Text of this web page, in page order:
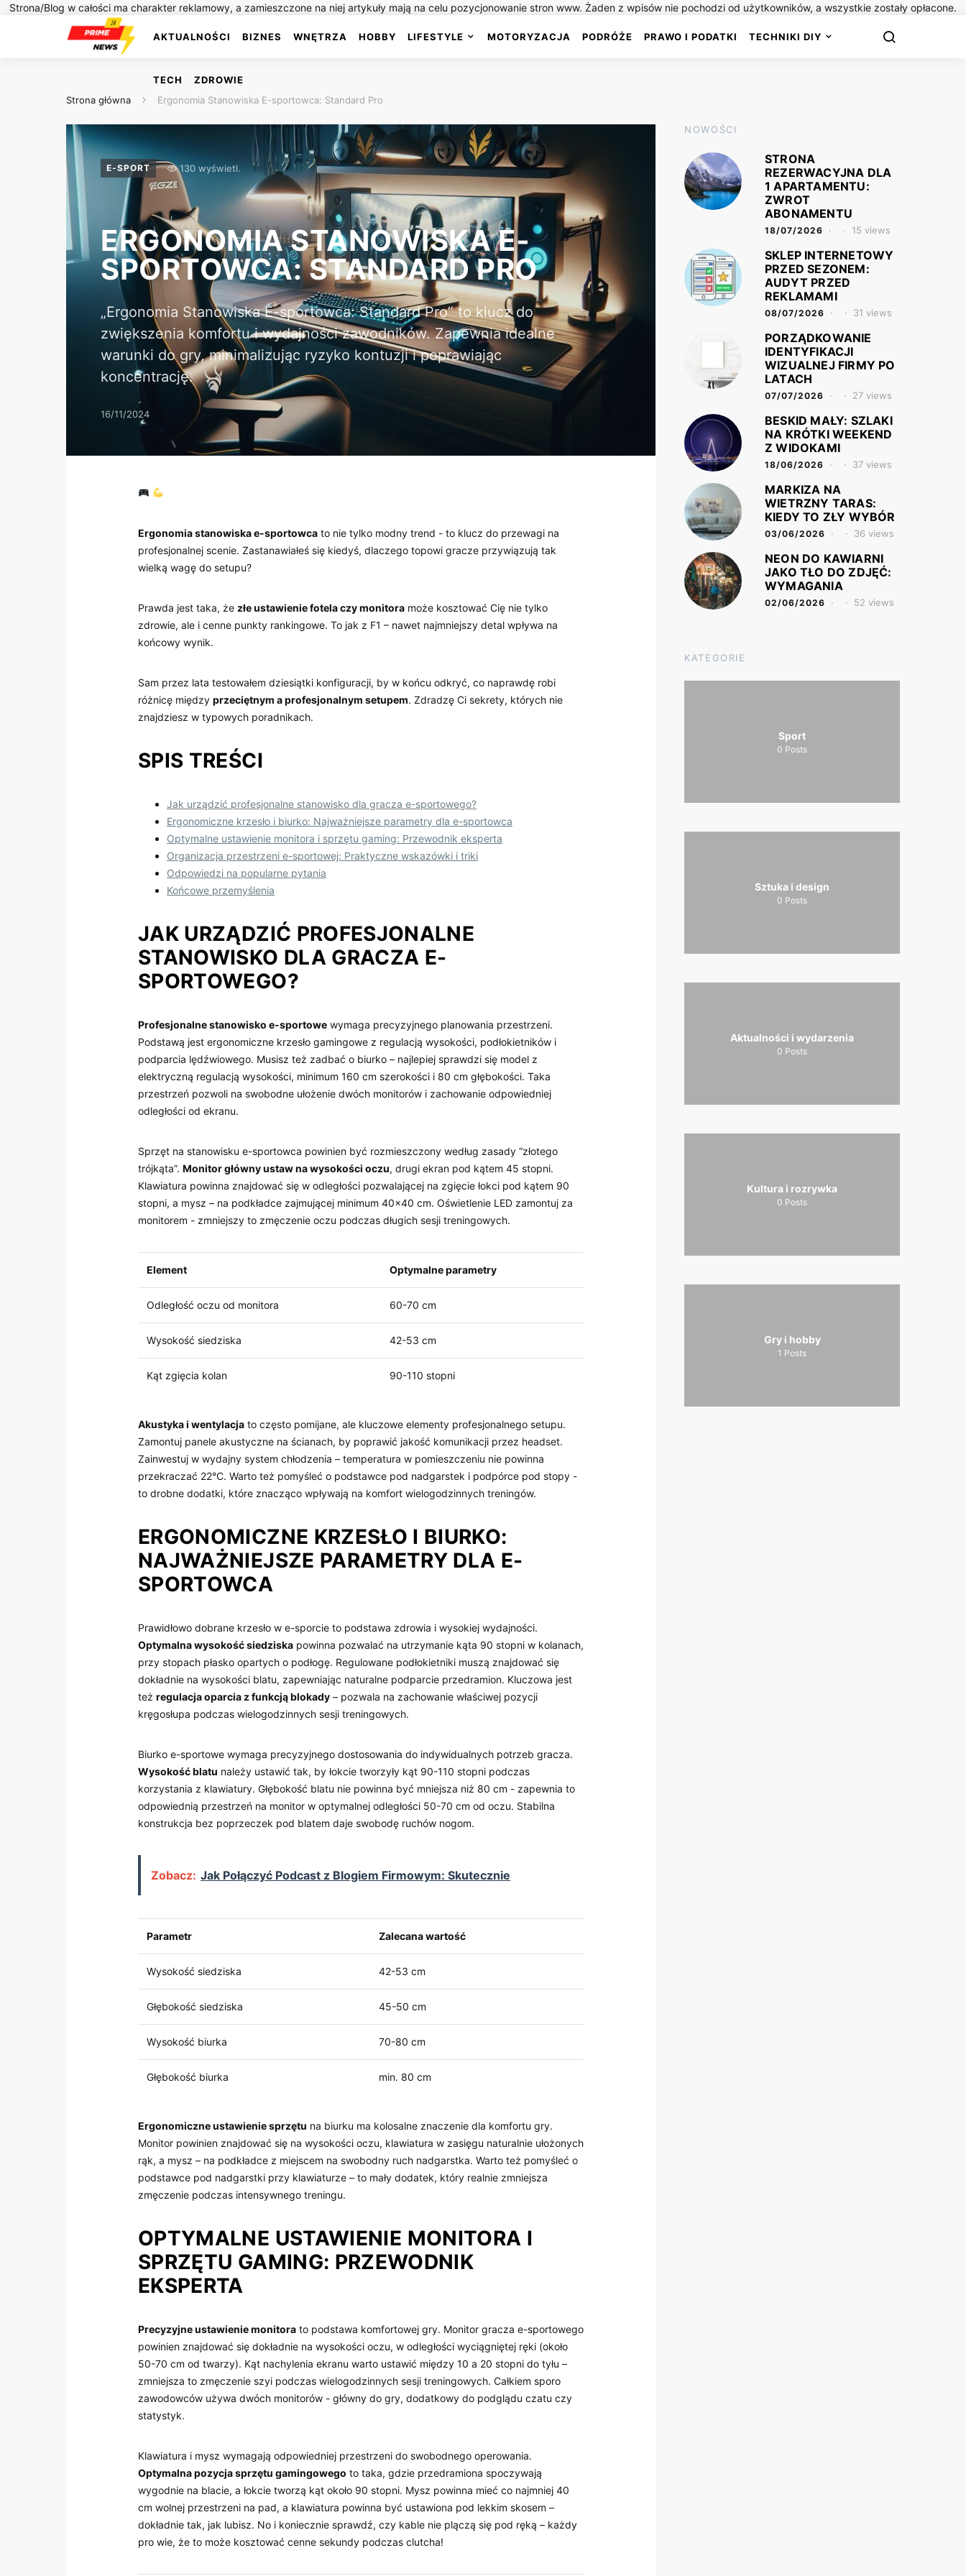
Strona/Blog w całości ma charakter reklamowy, a zamieszczone na niej artykuły mają na celu pozycjonowanie stron www. Żaden z wpisów nie pochodzi od użytkowników, a wszystkie zostały opłacone.
AKTUALNOŚCI BIZNES WNĘTRZA HOBBY LIFESTYLE MOTORYZACJA PODRÓŻE PRAWO I PODATKI TECHNIKI DIY
TECH
ZDROWIE
Strona główna
Ergonomia Stanowiska E-sportowca: Standard Pro
E-SPORT 130 wyświetl.
ERGONOMIA STANOWISKA E-
SPORTOWCA: STANDARD PRO
„Ergonomia Stanowiska E-sportowca: Standard Pro” to klucz do
zwiększenia komfortu i wydajności zawodników. Zapewnia idealne
warunki do gry, minimalizując ryzyko kontuzji i poprawiając
koncentrację.
16/11/2024
Ergonomia stanowiska e-sportowca to nie tylko modny⁣ trend ‍- to klucz ⁣do przewagi na
profesjonalnej‍ scenie. Zastanawiałeś się kiedyś, dlaczego ⁤topowi gracze przywiązują tak
wielką wagę do setupu?
Prawda jest taka, że złe ustawienie fotela ⁢czy monitora ‍może‌ kosztować Cię nie tylko
zdrowie, ale i ‌cenne punkty rankingowe. To jak ​z F1 – ​nawet najmniejszy ⁤detal wpływa ⁢na​
końcowy‍ wynik.
Sam przez lata testowałem dziesiątki konfiguracji, by‍ w końcu odkryć,⁢ co ⁣naprawdę ‍robi
‍różnicę między przeciętnym a⁢ profesjonalnym‌ setupem. Zdradzę Ci sekrety, których⁤ nie
znajdziesz w typowych poradnikach.
SPIS TREŚCI
Jak urządzić profesjonalne stanowisko dla ⁣gracza e-sportowego?
Ergonomiczne krzesło i biurko: Najważniejsze parametry dla ⁣e-sportowca
Optymalne ustawienie monitora ‌i sprzętu gaming:⁣ Przewodnik ⁣eksperta
Organizacja ⁤przestrzeni e-sportowej: Praktyczne wskazówki i​ triki
Odpowiedzi na popularne pytania
Końcowe przemyślenia
JAK URZĄDZIĆ PROFESJONALNE⁣
STANOWISKO DLA GRACZA E-
SPORTOWEGO?
Profesjonalne⁣ stanowisko e-sportowe ⁣wymaga precyzyjnego ⁢planowania przestrzeni.
Podstawą jest ergonomiczne krzesło gamingowe⁤ z regulacją wysokości, podłokietników i
podparcia lędźwiowego. Musisz​ też zadbać o ​biurko – ⁢najlepiej​ sprawdzi się model z
elektryczną regulacją ‍wysokości, ⁢minimum 160 ​cm szerokości​ i​ 80 cm głębokości. Taka
przestrzeń pozwoli ⁤na‍ swobodne ⁤ułożenie dwóch monitorów i zachowanie odpowiedniej
odległości od ekranu.
Sprzęt na stanowisku e-sportowca powinien być ‌rozmieszczony ⁤według zasady “złotego
trójkąta”. Monitor ⁤główny ‍ustaw na wysokości oczu, drugi ekran pod kątem 45⁣ stopni.
Klawiatura powinna znajdować się w odległości pozwalającej na‍ zgięcie łokci pod kątem 90
‍stopni, a mysz – na podkładce zajmującej minimum‌ 40×40 cm. Oświetlenie LED zamontuj za
monitorem -‌ zmniejszy to ⁢zmęczenie ‌oczu podczas⁣ długich sesji treningowych.
Element Optymalne parametry
Odległość oczu od monitora 60-70 ​cm
Wysokość siedziska 42-53 cm
Kąt⁣ zgięcia kolan 90-110 stopni
Akustyka i wentylacja to⁢ często⁢ pomijane, ale kluczowe elementy ⁢profesjonalnego setupu.
Zamontuj panele ⁣akustyczne na⁤ ścianach, by poprawić jakość komunikacji‌ przez⁣ headset.
Zainwestuj w ​wydajny system chłodzenia – temperatura w pomieszczeniu ⁤nie powinna
przekraczać 22°C.⁢ Warto też pomyśleć ‍o podstawce pod nadgarstek i podpórce pod stopy ‍-
to drobne dodatki, które znacząco⁢ wpływają na‌ komfort wielogodzinnych treningów.
ERGONOMICZNE KRZESŁO I BIURKO:
NAJWAŻNIEJSZE PARAMETRY‍ DLA E-
SPORTOWCA
Prawidłowo​ dobrane ​krzesło w e-sporcie to podstawa zdrowia i wysokiej⁣ wydajności.
Optymalna wysokość siedziska powinna‌ pozwalać na utrzymanie kąta 90 stopni⁢ w ​kolanach,​
przy⁤ stopach płasko opartych o⁣ podłogę. Regulowane podłokietniki muszą ⁢znajdować ⁤się
dokładnie ‌na ⁣wysokości blatu, ​zapewniając naturalne​ podparcie⁢ przedramion. Kluczowa jest
‍też regulacja oparcia z ‍funkcją blokady – pozwala na zachowanie właściwej pozycji​
kręgosłupa ⁣podczas⁣ wielogodzinnych sesji treningowych.
Biurko e-sportowe wymaga precyzyjnego dostosowania do indywidualnych potrzeb‌ gracza. ‌
Wysokość blatu należy ⁢ustawić ⁤tak,​ by łokcie tworzyły kąt 90-110 stopni podczas​
korzystania z klawiatury. Głębokość⁣ blatu⁣ nie powinna być mniejsza niż ‌80⁤ cm ‍-⁤ zapewnia⁣ to
⁣odpowiednią przestrzeń na‌ monitor ⁣w optymalnej odległości ‍50-70 cm od oczu. Stabilna⁢
konstrukcja bez poprzeczek pod blatem daje swobodę ruchów nogom.
Zobacz: Jak Połączyć Podcast z Blogiem Firmowym: Skutecznie
Parametr Zalecana wartość
Wysokość siedziska 42-53⁣ cm
Głębokość ‌siedziska 45-50 cm
Wysokość biurka 70-80 cm
Głębokość biurka min.‍ 80 cm
Ergonomiczne ustawienie sprzętu na biurku ma kolosalne znaczenie dla komfortu⁢ gry.⁢
Monitor powinien znajdować się na ⁤wysokości oczu, ⁢klawiatura w zasięgu naturalnie ułożonych
⁣rąk, ‍a mysz – na podkładce z⁢ miejscem ​na swobodny ​ruch nadgarstka. Warto też‍ pomyśleć o
podstawce ⁤pod nadgarstki przy ⁣klawiaturze – to mały dodatek, ‌który realnie zmniejsza
zmęczenie​ podczas‍ intensywnego ⁢treningu.
OPTYMALNE USTAWIENIE ⁢MONITORA I⁤
SPRZĘTU GAMING: PRZEWODNIK
EKSPERTA
Precyzyjne ustawienie monitora to ​podstawa‌ komfortowej gry. ‌Monitor gracza e-sportowego⁤
powinien znajdować się dokładnie⁤ na wysokości ⁤oczu, ⁣w ⁤odległości⁤ wyciągniętej ręki (około‌
50-70 cm od ⁢twarzy). Kąt ​nachylenia ekranu warto ustawić ⁣między 10 a 20 ‌stopni do tyłu –
zmniejsza to zmęczenie szyi podczas wielogodzinnych sesji treningowych. Całkiem sporo
zawodowców używa dwóch monitorów ‍- główny do gry, dodatkowy do podglądu czatu czy
statystyk.
Klawiatura i mysz wymagają odpowiedniej‌ przestrzeni ⁢do swobodnego operowania.
Optymalna pozycja⁣ sprzętu gamingowego to taka, gdzie przedramiona spoczywają
wygodnie na blacie, a ‍łokcie tworzą kąt około 90 stopni. Mysz powinna mieć co najmniej 40
cm wolnej przestrzeni na pad,‍ a klawiatura powinna być ustawiona pod lekkim skosem –
dokładnie tak, jak lubisz. No⁣ i koniecznie ⁤sprawdź, czy kable nie plączą się ⁢pod ręką – każdy⁣
pro wie, że to może ​kosztować cenne sekundy podczas clutcha!
NOWOŚCI
STRONA
REZERWACYJNA DLA
1 APARTAMENTU:
ZWROT
ABONAMENTU
18/07/2026 15 views
SKLEP INTERNETOWY
PRZED SEZONEM:
AUDYT PRZED
REKLAMAMI
08/07/2026 31 views
PORZĄDKOWANIE
IDENTYFIKACJI
WIZUALNEJ FIRMY PO
LATACH
07/07/2026 27 views
BESKID MAŁY: SZLAKI
NA KRÓTKI WEEKEND
Z WIDOKAMI
18/06/2026 37 views
MARKIZA NA
WIETRZNY TARAS:
KIEDY TO ZŁY WYBÓR
03/06/2026 36 views
NEON DO KAWIARNI
JAKO TŁO DO ZDJĘĆ:
WYMAGANIA
02/06/2026 52 views
KATEGORIE
Sport
0 Posts
Sztuka i design
0 Posts
Aktualności i wydarzenia
0 Posts
Kultura i rozrywka
0 Posts
Gry i hobby
1 Posts